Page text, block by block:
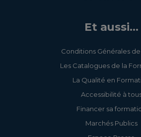
Et aussi...
Conditions Générales
Les Catalogues de la
La Qualité en
Accessibilité à
Financer sa
Marchés Publics